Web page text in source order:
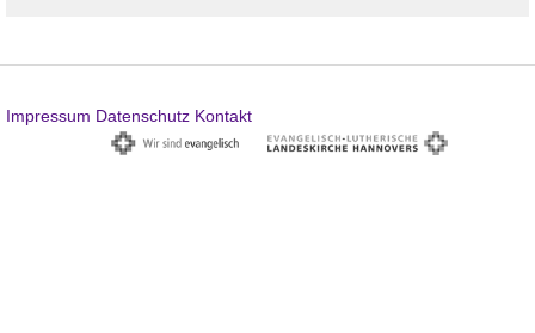
Impressum Datenschutz Kontakt